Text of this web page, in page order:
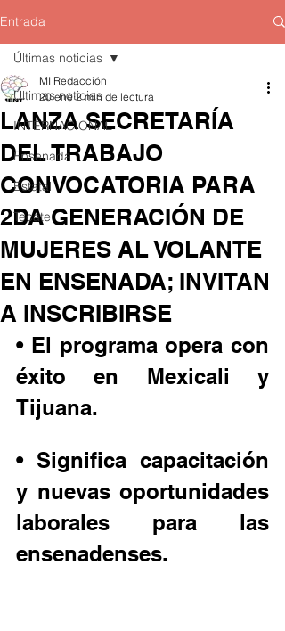
Entrada
Últimas noticias
INTERNACIONAL
Ensenada
Estatal
Tecate
Últimas noticias
LANZA SECRETARÍA
DEL TRABAJO
CONVOCATORIA PARA
2DA GENERACIÓN DE
MUJERES AL VOLANTE
EN ENSENADA; INVITAN
A INSCRIBIRSE
MI Redacción
20 ene 2 min de lectura
• El programa opera con
éxito en Mexicali y
Tijuana.
• Significa capacitación
y nuevas oportunidades
laborales para las
ensenadenses.